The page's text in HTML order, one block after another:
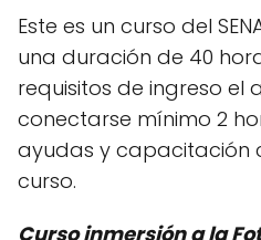
Este es un curso del
una duración de 40
requisitos de ingreso el
conectarse mínimo 2
ayudas y capacitación
curso.
Curso inmersión a la